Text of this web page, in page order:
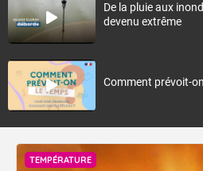
De la pluie aux
devenu extrême
Comment prévoit-
TEMPÉRATURE